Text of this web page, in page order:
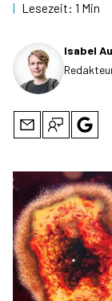
| Lesezeit: 1 Min
Isabel